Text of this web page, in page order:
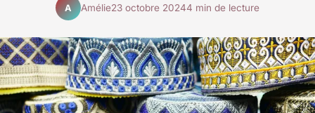
A Amélie23 octobre 20244 min de lecture